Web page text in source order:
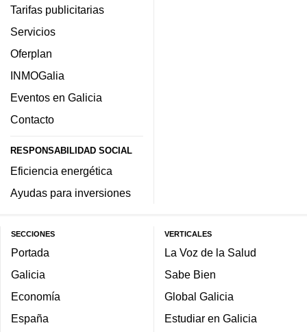
Tarifas publicitarias
Servicios
Oferplan
INMOGalia
Eventos en Galicia
Contacto
RESPONSABILIDAD SOCIAL
Eficiencia energética
Ayudas para inversiones
SECCIONES
Portada
Galicia
Economía
España
VERTICALES
La Voz de la Salud
Sabe Bien
Global Galicia
Estudiar en Galicia